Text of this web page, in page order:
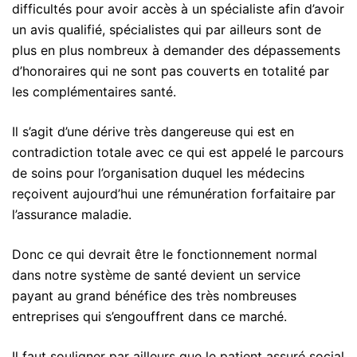
difficultés pour avoir accès à un spécialiste afin d’avoir
un avis qualifié, spécialistes qui par ailleurs sont de
plus en plus nombreux à demander des dépassements
d’honoraires qui ne sont pas couverts en totalité par
les complémentaires santé.
Il s’agit d’une dérive très dangereuse qui est en
contradiction totale avec ce qui est appelé le parcours
de soins pour l’organisation duquel les médecins
reçoivent aujourd’hui une rémunération forfaitaire par
l’assurance maladie.
Donc ce qui devrait être le fonctionnement normal
dans notre système de santé devient un service
payant au grand bénéfice des très nombreuses
entreprises qui s’engouffrent dans ce marché.